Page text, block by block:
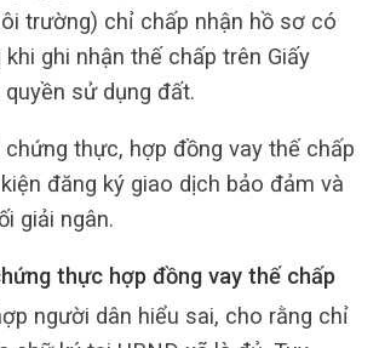
trường) chỉ chấp nhận hồ sơ có
ghi nhận thế chấp trên Giấy
sử dụng đất.
thực, hợp đồng vay thế chấp
đăng ký giao dịch bảo đảm và
giải ngân.
thực hợp đồng vay thế chấp
người dân hiểu sai, cho rằng chỉ